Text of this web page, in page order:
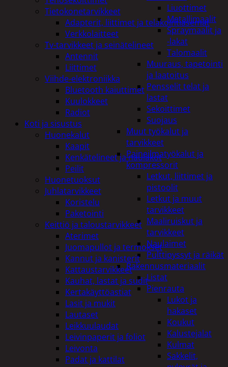
Liuottimet
Metallimaalit
Spraymaalit ja
-lakat
Talomaalit
Muuraus, tapetointi
ja laatoitus
Pensselit telat ja
lastat
Sekoittimet
Suojaus
Muut työkalut ja
tarvikkeet
Paineilmatyökalut ja
kompressorit
Letkut, liittimet ja
pistoolit
Letkut ja muut
tarvikkeet
Maaliruiskut ja
tarvikkeet
Naulaimet
Pulttipyssyt ja räikät
Rakennusmateriaalit
Listat
Pienrauta
Lukot ja
hakaset
Koukut
Kalustejalat
Kulmat
Sakkelit,
Tietokonetarvikkeet
Adapterit, liittimet ja telakointiasemat
Verkkolaitteet
Tv-tarvikkeet ja seinätelineet
Antennit
Liittimet
Viihde-elektroniikka
Bluetooth kaiuttimet
Kuulokkeet
Radiot
Koti ja sisustus
Huonekalut
Kaapit
Kenkätelineet ja naulakot
Peilit
Huonetuoksut
Juhlatarvikkeet
Koristelu
Paketointi
Keittiö ja taloustarvikkeet
Aterimet
Juomapullot ja termokset
Kannut ja kanisterit
Kattaustarvikkeet
Kauhat, lastat ja sudit
Kertakäyttöastiat
Lasit ja mukit
Lautaset
Leikkuulaudat
Leivinpaperit ja foliot
Leivonta
Padat ja kattilat